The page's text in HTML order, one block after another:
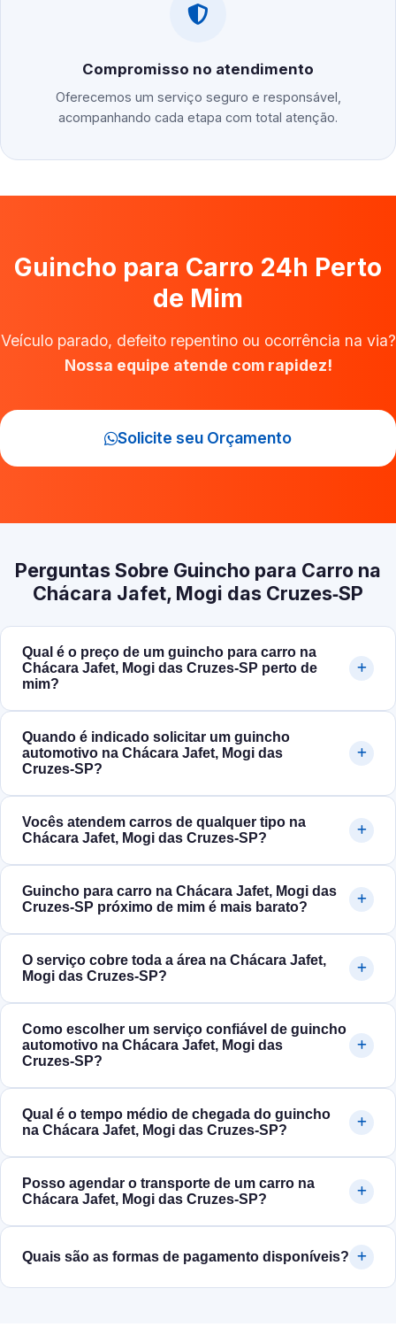
Compromisso no atendimento
Oferecemos um serviço seguro e responsável,
acompanhando cada etapa com total atenção.
Guincho para Carro 24h Perto
de Mim
Veículo parado, defeito repentino ou ocorrência na via?
Nossa equipe atende com rapidez!
Solicite seu Orçamento
Perguntas Sobre Guincho para Carro na
Chácara Jafet, Mogi das Cruzes‑SP
Qual é o preço de um guincho para carro na
Chácara Jafet, Mogi das Cruzes‑SP perto de
mim?
Quando é indicado solicitar um guincho
automotivo na Chácara Jafet, Mogi das
Cruzes‑SP?
Vocês atendem carros de qualquer tipo na
Chácara Jafet, Mogi das Cruzes‑SP?
Guincho para carro na Chácara Jafet, Mogi das
Cruzes‑SP próximo de mim é mais barato?
O serviço cobre toda a área na Chácara Jafet,
Mogi das Cruzes‑SP?
Como escolher um serviço confiável de guincho
automotivo na Chácara Jafet, Mogi das
Cruzes‑SP?
Qual é o tempo médio de chegada do guincho
na Chácara Jafet, Mogi das Cruzes‑SP?
Posso agendar o transporte de um carro na
Chácara Jafet, Mogi das Cruzes‑SP?
Quais são as formas de pagamento disponíveis?